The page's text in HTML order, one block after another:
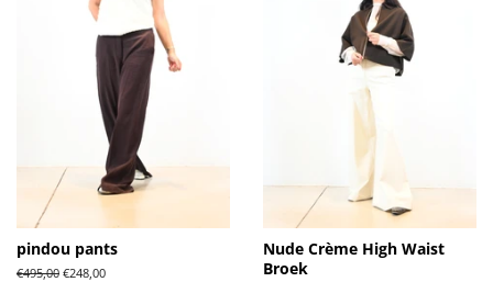
pindou pants
Normale
€495,00 Aanbiedingsprijs
€248,00
Nude Crème High Waist
Broek